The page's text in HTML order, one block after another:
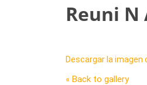
Reuni N
Descargar la imagen
« Back to gallery